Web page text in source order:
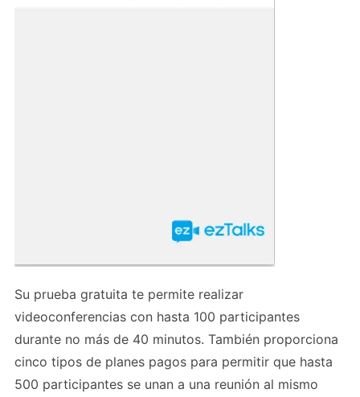
Su prueba gratuita te permite realizar
videoconferencias con hasta 100 participantes
durante no más de 40 minutos. También proporciona
cinco tipos de planes pagos para permitir que hasta
500 participantes se unan a una reunión al mismo